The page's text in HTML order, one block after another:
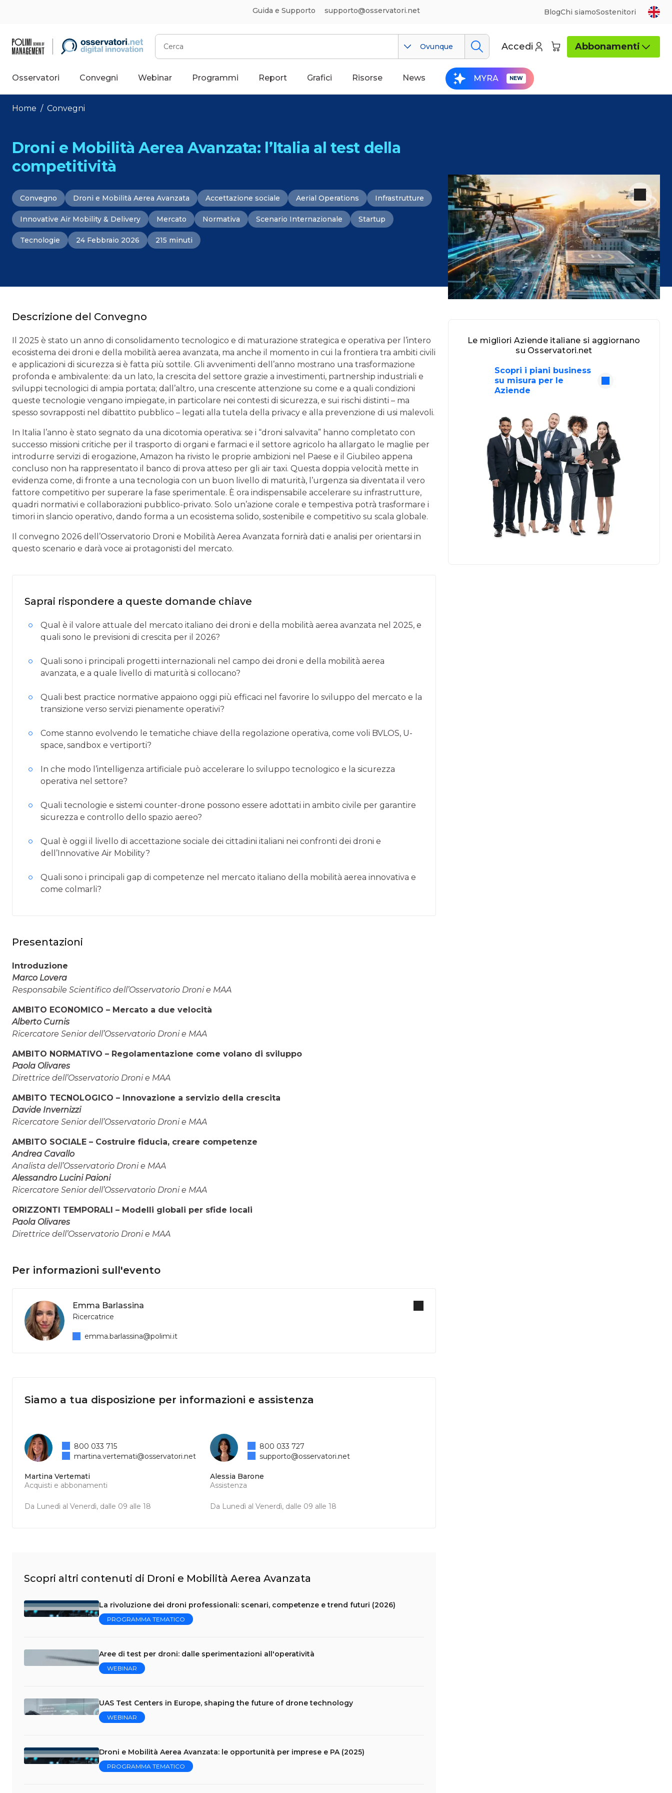
Guida e Supporto supporto@osservatori.net BlogChi siamoSostenitori
Cerca
Ovunque Accedi Abbonamenti
Osservatori Convegni Webinar Programmi Report Grafici Risorse News MYRA
Home / Convegni
Droni e Mobilità Aerea Avanzata: l’Italia al test della
competitività
Convegno Droni e Mobilità Aerea Avanzata Accettazione sociale Aerial Operations Infrastrutture
Innovative Air Mobility & Delivery Mercato Normativa Scenario Internazionale Startup
Tecnologie 24 Febbraio 2026 215 minuti
Descrizione del Convegno
Il 2025 è stato un anno di consolidamento tecnologico e di maturazione strategica e operativa per l’intero
ecosistema dei droni e della mobilità aerea avanzata, ma anche il momento in cui la frontiera tra ambiti civili
e applicazioni di sicurezza si è fatta più sottile. Gli avvenimenti dell’anno mostrano una trasformazione
profonda e ambivalente: da un lato, la crescita del settore grazie a investimenti, partnership industriali e
sviluppi tecnologici di ampia portata; dall’altro, una crescente attenzione su come e a quali condizioni
queste tecnologie vengano impiegate, in particolare nei contesti di sicurezza, e sui rischi distinti – ma
spesso sovrapposti nel dibattito pubblico – legati alla tutela della privacy e alla prevenzione di usi malevoli.
In Italia l’anno è stato segnato da una dicotomia operativa: se i “droni salvavita” hanno completato con
successo missioni critiche per il trasporto di organi e farmaci e il settore agricolo ha allargato le maglie per
introdurre servizi di erogazione, Amazon ha rivisto le proprie ambizioni nel Paese e il Giubileo appena
concluso non ha rappresentato il banco di prova atteso per gli air taxi. Questa doppia velocità mette in
evidenza come, di fronte a una tecnologia con un buon livello di maturità, l’urgenza sia diventata il vero
fattore competitivo per superare la fase sperimentale. È ora indispensabile accelerare su infrastrutture,
quadri normativi e collaborazioni pubblico-privato. Solo un’azione corale e tempestiva potrà trasformare i
timori in slancio operativo, dando forma a un ecosistema solido, sostenibile e competitivo su scala globale.
Il convegno 2026 dell’Osservatorio Droni e Mobilità Aerea Avanzata fornirà dati e analisi per orientarsi in
questo scenario e darà voce ai protagonisti del mercato.
Saprai rispondere a queste domande chiave
Qual è il valore attuale del mercato italiano dei droni e della mobilità aerea avanzata nel 2025, e
quali sono le previsioni di crescita per il 2026?
Quali sono i principali progetti internazionali nel campo dei droni e della mobilità aerea
avanzata, e a quale livello di maturità si collocano?
Quali best practice normative appaiono oggi più efficaci nel favorire lo sviluppo del mercato e la
transizione verso servizi pienamente operativi?
Come stanno evolvendo le tematiche chiave della regolazione operativa, come voli BVLOS, U-
space, sandbox e vertiporti?
In che modo l’intelligenza artificiale può accelerare lo sviluppo tecnologico e la sicurezza
operativa nel settore?
Quali tecnologie e sistemi counter-drone possono essere adottati in ambito civile per garantire
sicurezza e controllo dello spazio aereo?
Qual è oggi il livello di accettazione sociale dei cittadini italiani nei confronti dei droni e
dell’Innovative Air Mobility?
Quali sono i principali gap di competenze nel mercato italiano della mobilità aerea innovativa e
come colmarli?
Presentazioni
Introduzione
Marco Lovera
Responsabile Scientifico dell’Osservatorio Droni e MAA
AMBITO ECONOMICO – Mercato a due velocità
Alberto Curnis
Ricercatore Senior dell’Osservatorio Droni e MAA
AMBITO NORMATIVO – Regolamentazione come volano di sviluppo
Paola Olivares
Direttrice dell’Osservatorio Droni e MAA
AMBITO TECNOLOGICO – Innovazione a servizio della crescita
Davide Invernizzi
Ricercatore Senior dell’Osservatorio Droni e MAA
AMBITO SOCIALE – Costruire fiducia, creare competenze
Andrea Cavallo
Analista dell’Osservatorio Droni e MAA
Alessandro Lucini Paioni
Ricercatore Senior dell’Osservatorio Droni e MAA
ORIZZONTI TEMPORALI – Modelli globali per sfide locali
Paola Olivares
Direttrice dell’Osservatorio Droni e MAA
Per informazioni sull'evento
Emma Barlassina
Ricercatrice
emma.barlassina@polimi.it
Siamo a tua disposizione per informazioni e assistenza
Martina Vertemati
Acquisti e abbonamenti
Da Lunedì al Venerdì, dalle 09 alle 18
800 033 715
martina.vertemati@osservatori.net
Alessia Barone
Assistenza
Da Lunedì al Venerdì, dalle 09 alle 18
800 033 727
supporto@osservatori.net
Scopri altri contenuti di Droni e Mobilità Aerea Avanzata
La rivoluzione dei droni professionali: scenari, competenze e trend futuri (2026)
PROGRAMMA TEMATICO
Aree di test per droni: dalle sperimentazioni all'operatività
WEBINAR
UAS Test Centers in Europe, shaping the future of drone technology
WEBINAR
Droni e Mobilità Aerea Avanzata: le opportunità per imprese e PA (2025)
PROGRAMMA TEMATICO
Le migliori Aziende italiane si aggiornano
su Osservatori.net
Scopri i piani business
su misura per le
Aziende